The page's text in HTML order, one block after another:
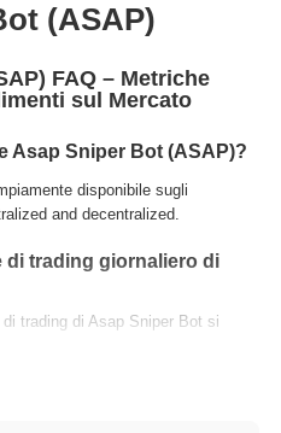
(ASAP)
FAQ – Metriche
sul Mercato
Asap Sniper Bot (ASAP)?
disponibile sugli
and decentralized.
di trading giornaliero di
trading di Asap Sniper Bot si
di prezzo di Asap